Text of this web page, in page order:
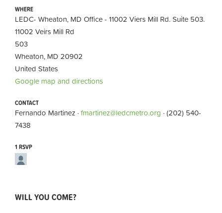
WHERE
LEDC- Wheaton, MD Office - 11002 Viers Mill Rd. Suite 503.
11002 Veirs Mill Rd
503
Wheaton, MD 20902
United States
Google map and directions
CONTACT
Fernando Martinez ·fmartinez@ledcmetro.org · (202) 540-
7438
1 RSVP
WILL YOU COME?